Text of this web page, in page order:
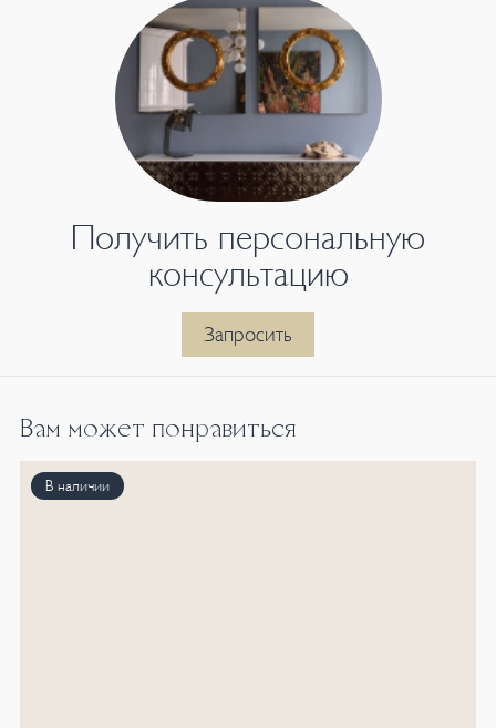
Получить персональную
консультацию
Запросить
Вам может понравиться
В наличии